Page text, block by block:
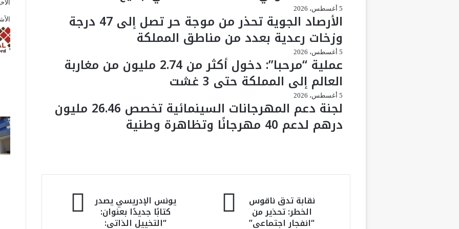
5 أغسطس، 2026
الأرصاد الجوية تحذر من موجة حر تصل إلى 47 درجة
وزخات رعدية بعدد من مناطق المملكة
5 أغسطس، 2026
عملية “مرحبا”: دخول أكثر من 2.74 مليون من مغاربة
العالم إلى المملكة حتى 3 غشت
5 أغسطس، 2026
لجنة دعم المهرجانات السينمائية تخصص 26.46 مليون
درهم لدعم 40 مهرجانًا وتظاهرة وطنية
نقابة تدق ناقوس
الخطر: تحذير من
“انفجار اجتماعي”
يونس الإدريسي يصدر
كتابًا جديدًا بعنوان:
“التخييل الذاتي: